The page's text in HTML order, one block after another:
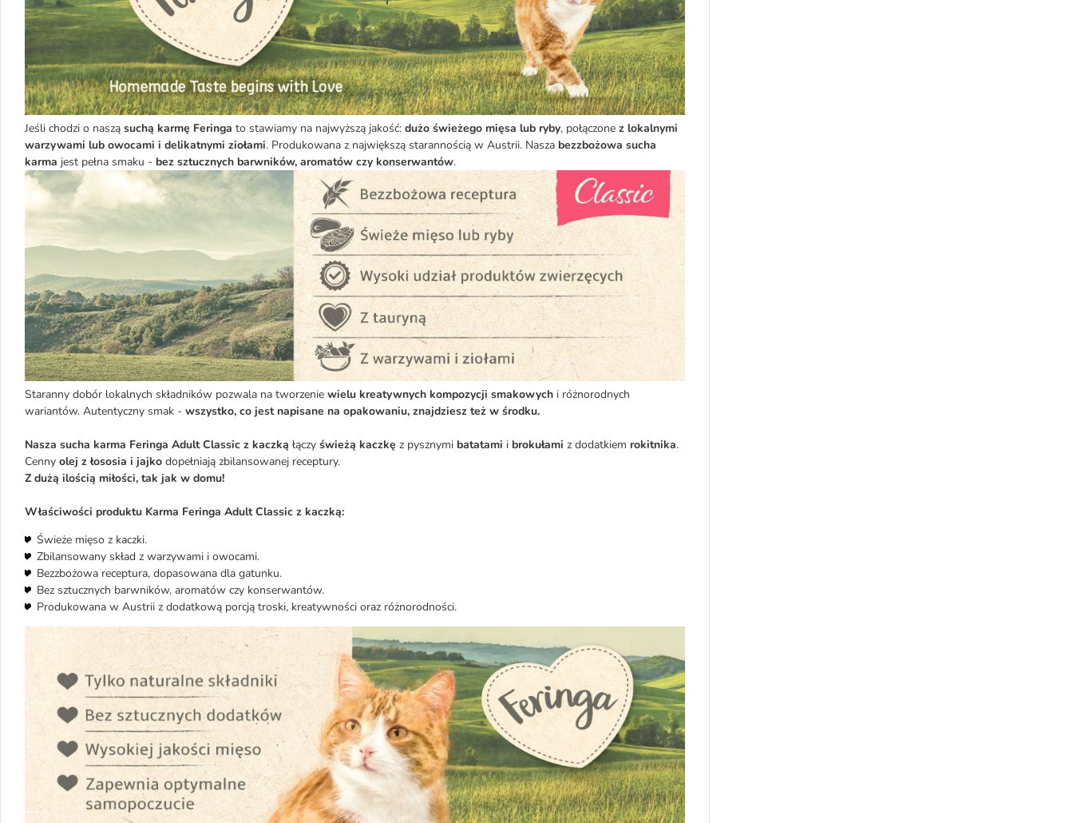
Jeśli chodzi o naszą suchą karmę Feringa to stawiamy na najwyższą jakość: dużo świeżego mięsa lub ryby, połączone z lokalnymi
warzywami lub owocami i delikatnymi ziołami. Produkowana z największą starannością w Austrii. Nasza bezzbożowa sucha
karma jest pełna smaku - bez sztucznych barwników, aromatów czy konserwantów.
Staranny dobór lokalnych składników pozwala na tworzenie wielu kreatywnych kompozycji smakowych i różnorodnych
wariantów. Autentyczny smak - wszystko, co jest napisane na opakowaniu, znajdziesz też w środku.
Nasza sucha karma Feringa Adult Classic z kaczką łączy świeżą kaczkę z pysznymi batatami i brokułami z dodatkiem rokitnika.
Cenny olej z łososia i jajko dopełniają zbilansowanej receptury.
Z dużą ilością miłości, tak jak w domu!
Właściwości produktu Karma Feringa Adult Classic z kaczką:
Świeże mięso z kaczki.
Zbilansowany skład z warzywami i owocami.
Bezzbożowa receptura, dopasowana dla gatunku.
Bez sztucznych barwników, aromatów czy konserwantów.
Produkowana w Austrii z dodatkową porcją troski, kreatywności oraz różnorodności.